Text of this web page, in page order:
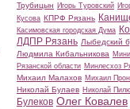
Трубицын Игорь Туровский
Кусова КПРФ Рязань
Касимовская городская Дума
ЛДПР Рязань Лыбедский
Людмила Кибальникова
Рязанской области Минлесхоз
Михаил Малахов Михаил
Николай Булаев Николай
Булеков Олег Ковалев